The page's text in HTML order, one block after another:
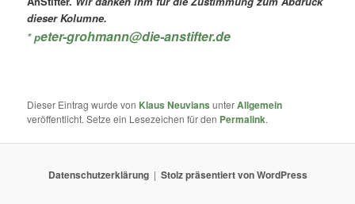
dieser Kolumne.
* peter-grohmann@die-anstifter.de
Dieser Eintrag wurde von Klaus Neuvians unterAllgemein
veröffentlicht. Setze ein Lesezeichen für den Permalink.
Datenschutzerklärung Stolz präsentiert von WordPress